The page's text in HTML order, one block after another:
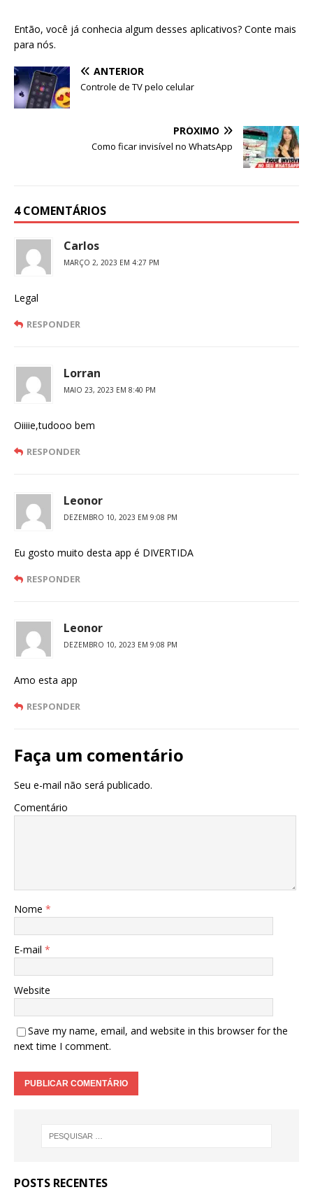
Então, você já conhecia algum desses aplicativos? Conte mais
para nós.
ANTERIOR
Controle de TV pelo celular
PRÓXIMO
Como ficar invisível no WhatsApp
4 COMENTÁRIOS
Carlos
MARÇO 2, 2023 EM 4:27 PM
Legal
RESPONDER
Lorran
MAIO 23, 2023 EM 8:40 PM
Oiiiie,tudooo bem
RESPONDER
Leonor
DEZEMBRO 10, 2023 EM 9:08 PM
Eu gosto muito desta app é DIVERTIDA
RESPONDER
Leonor
DEZEMBRO 10, 2023 EM 9:08 PM
Amo esta app
RESPONDER
Faça um comentário
Seu e-mail não será publicado.
Comentário
Nome *
E-mail *
Website
Save my name, email, and website in this browser for the
next time I comment.
POSTS RECENTES